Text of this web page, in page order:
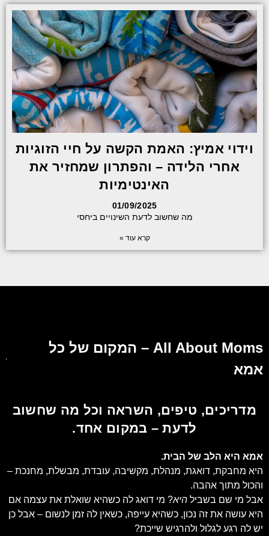
וידוי אמיץ: האמת הקשה על חיי הזוגיות
אחרי הלידה – והפתרון שמחזיר את
האינטימיות
01/09/2025
מה שחשוב לדעת השינויים ביחסי
קרא עוד »
All About Moms – המקום של כל
אמא
מדריכים, טיפים, השראה וכל מה שחשוב
לדעת – במקום אחד.
אמא היא הלב של הבית.
היא מחבקת, דואגת, מנהלת, מקשיבה, עובדת, מבשלת, מחנכת –
והכול מתוך אהבה.
אבל מי שם בשביל היא? מי דואג לה כשהיא שואלת את עצמה אם
היא עושה את זה נכון, כשהיא עייפה, כשאין לה זמן לנשום – אבל כן
יש לה רגע לגלול ולהרגיש שייכת?